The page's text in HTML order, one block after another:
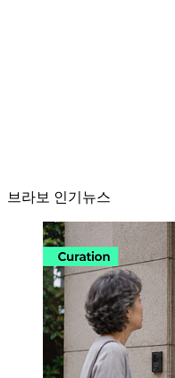
브라보 인기뉴스